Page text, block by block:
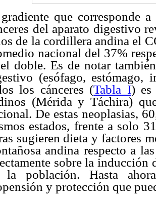
que corresponde
del aparato digestivo
de la cordillera andina el
nacional del 37%
doble. Es de notar
(esófago, estómago,
los cánceres (Tabla I) es
(Mérida y Táchira)
De estas neoplasias,
estados, frente a solo
sugieren dieta y factores
andina respecto a
sobre la inducción
la población. Hasta
y protección que